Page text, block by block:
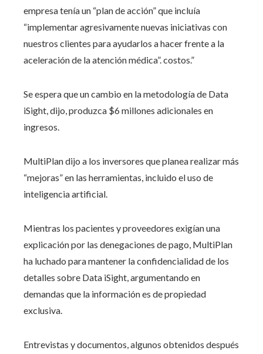
empresa tenía un “plan de acción” que incluía
“implementar agresivamente nuevas iniciativas con
nuestros clientes para ayudarlos a hacer frente a la
aceleración de la atención médica”. costos.”
Se espera que un cambio en la metodología de Data
iSight, dijo, produzca $6 millones adicionales en
ingresos.
MultiPlan dijo a los inversores que planea realizar más
“mejoras” en las herramientas, incluido el uso de
inteligencia artificial.
Mientras los pacientes y proveedores exigían una
explicación por las denegaciones de pago, MultiPlan
ha luchado para mantener la confidencialidad de los
detalles sobre Data iSight, argumentando en
demandas que la información es de propiedad
exclusiva.
Entrevistas y documentos, algunos obtenidos después